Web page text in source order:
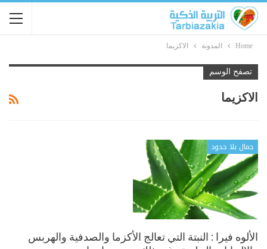
Home المدونة الاكزيما
تصفح الوسم
الاكزيما
جمال بلا حدود
الألوه فيرا : النبتة التي تعالج الأكزما والصدفية والهربس